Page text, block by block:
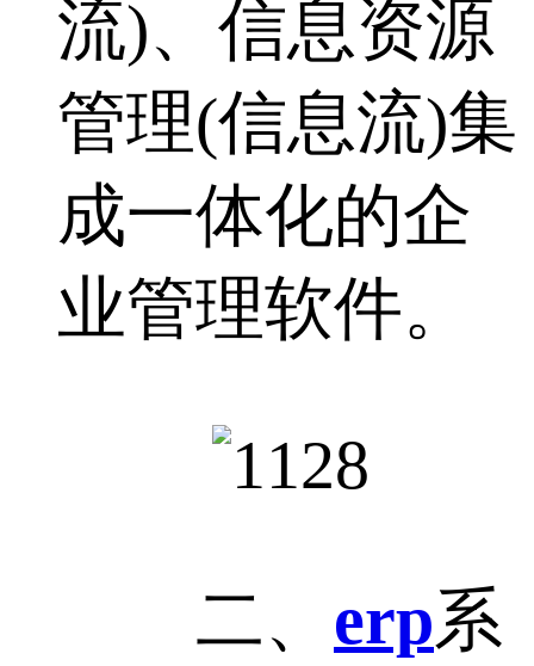
流)、信息资源
管理(信息流)集
成一体化的企
业管理软件。
二、 erp系